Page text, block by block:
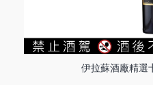
伊拉蘇酒廠精選